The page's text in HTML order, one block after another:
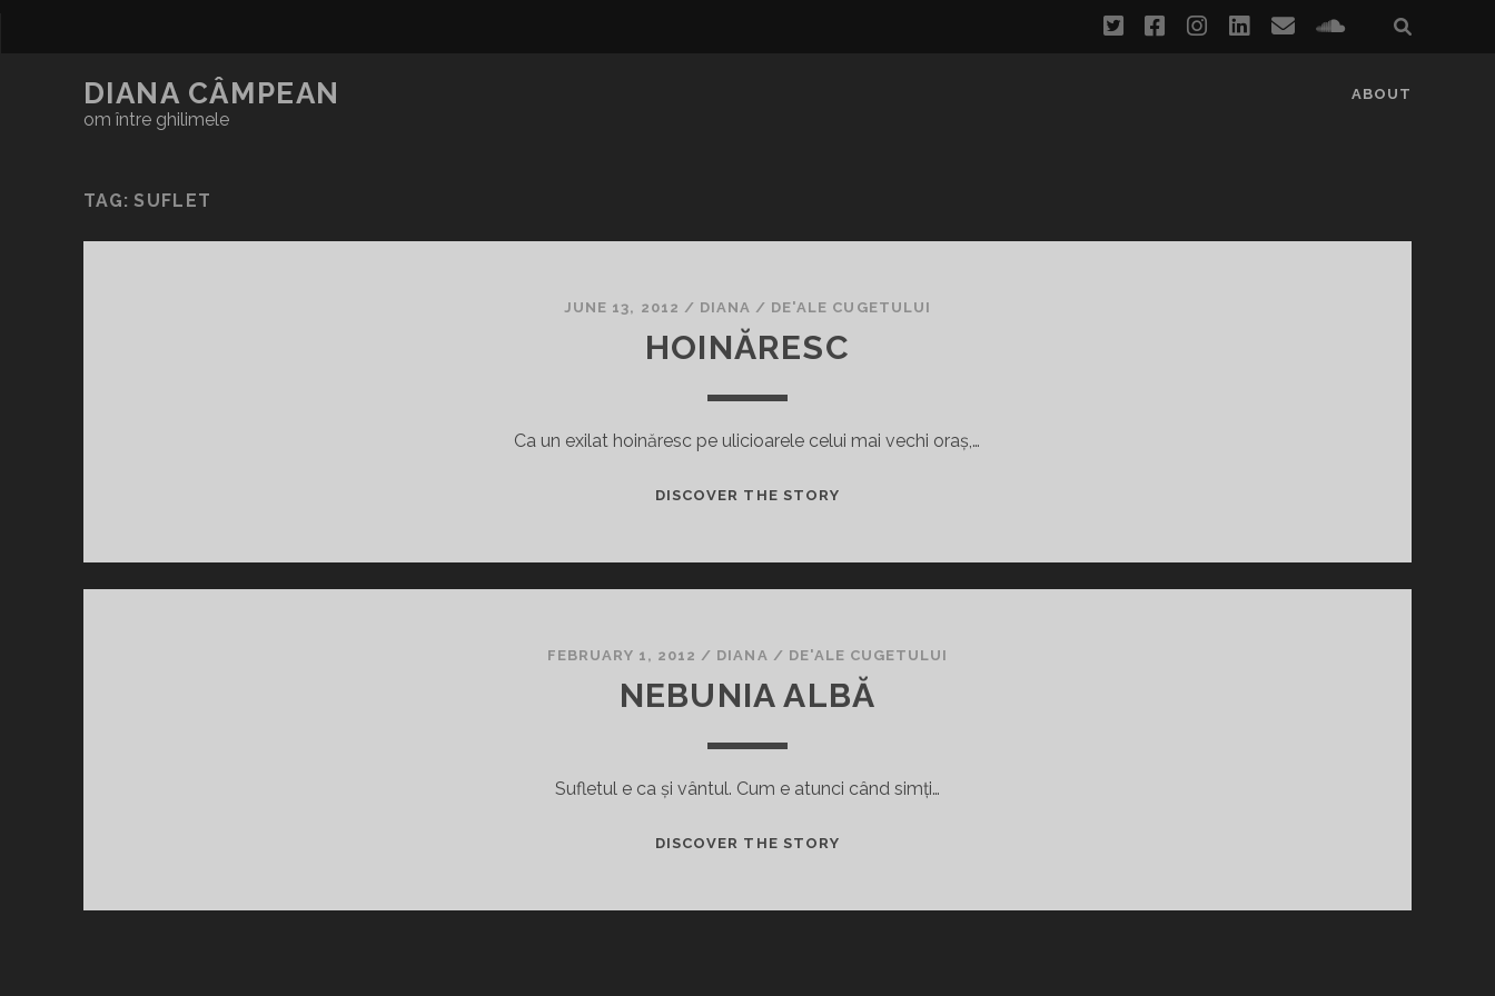
twitterfacebookinstagram
linkedin
emailsoundcloud
DIANA CÂMPEAN
om între ghilimele
ABOUT
TAG:SUFLET
JUNE 13, 2012 / DIANA / DE'ALE CUGETULUI
HOINĂRESC
Ca un exilat hoinăresc pe ulicioarele celui mai vechi oraș,…
DISCOVER THE STORYHOINĂRESC
FEBRUARY 1, 2012 / DIANA / DE'ALE CUGETULUI
NEBUNIA ALBĂ
Sufletul e ca și vântul. Cum e atunci când simți…
DISCOVER THE STORYNEBUNIA